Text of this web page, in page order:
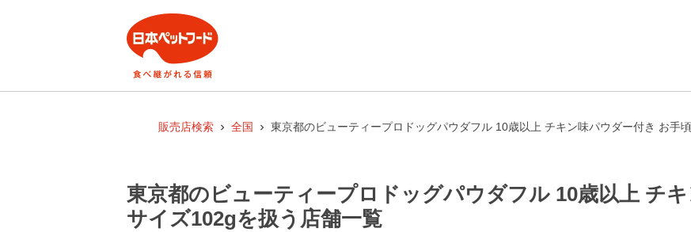
販売店検索 全国 東京都のビューティープロドッグパウダフル 10歳以上 チキン味パウダー付き お手
東京都のビューティープロドッグパウダフル 10歳以上 チ
サイズ102gを扱う店舗一覧